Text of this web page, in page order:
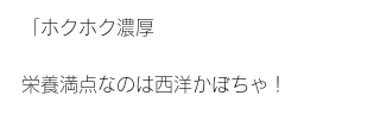
「ホクホク濃厚
栄養満点なのは西洋かぼちゃ！